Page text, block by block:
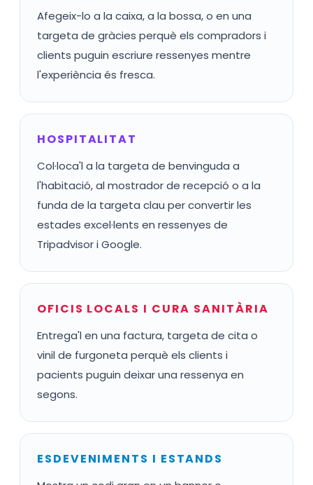
Afegeix-lo a la caixa, a la bossa, o en una
targeta de gràcies perquè els compradors i
clients puguin escriure ressenyes mentre
l'experiència és fresca.
HOSPITALITAT
Col·loca'l a la targeta de benvinguda a
l'habitació, al mostrador de recepció o a la
funda de la targeta clau per convertir les
estades excel·lents en ressenyes de
Tripadvisor i Google.
OFICIS LOCALS I CURA SANITÀRIA
Entrega'l en una factura, targeta de cita o
vinil de furgoneta perquè els clients i
pacients puguin deixar una ressenya en
segons.
ESDEVENIMENTS I ESTANDS